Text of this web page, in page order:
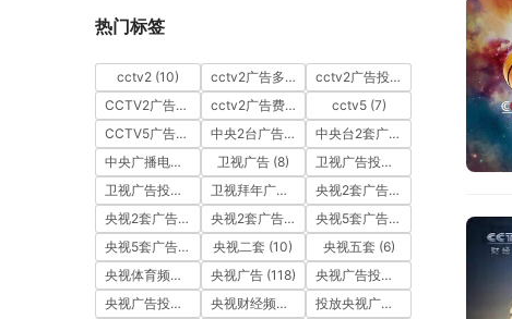
热门标签
cctv2(10) cctv2广告多少钱 (10) cctv2广告投放
CCTV2广告投放多少钱
(10) cctv2广告费用 cctv5(7)
CCTV5广告投放
(7) 中央2台广告
(10) 中央台2套广告
中央广播电视总台
(18)
卫视广告(8) 卫视广告投放
卫视广告投放案例
(8) 卫视拜年广告 央视2套广告
(11)
央视2套广告价格
(10) 央视2套广告费用 (10) 央视5套广告价格
央视5套广告费用
(6)
央视二套 (10) 央视五套 (6)
央视体育频道广告
(7)
央视广告(118) 央视广告投放
央视广告投放案例
(49) 央视财经频道广告 (12) 投放央视广告